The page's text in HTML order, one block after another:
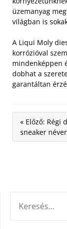
üzemanyag
világban is
A Liqui Moly
korrózióval
mindenképpen
dobhat a
garantáltan
« Előző: Régi
sneaker